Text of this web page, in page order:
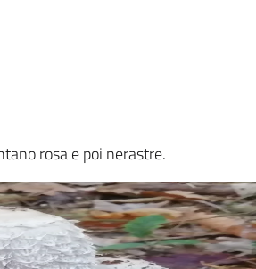
rosa e poi nerastre.